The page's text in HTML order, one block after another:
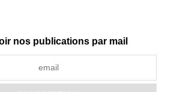
nos publications par mail